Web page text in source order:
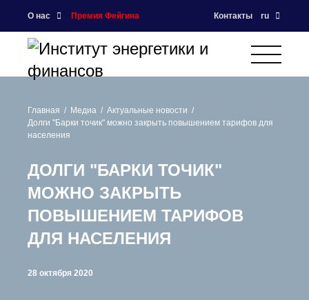
О нас Премия Фейгина Контакты ru
Главная Медиа
Актуальные новости
Долги "Барки точик" можно закрыть повышением тарифов для
населения
ДОЛГИ "БАРКИ ТОЧИК"
МОЖНО ЗАКРЫТЬ
ПОВЫШЕНИЕМ ТАРИФОВ
ДЛЯ НАСЕЛЕНИЯ
28 октября 2020